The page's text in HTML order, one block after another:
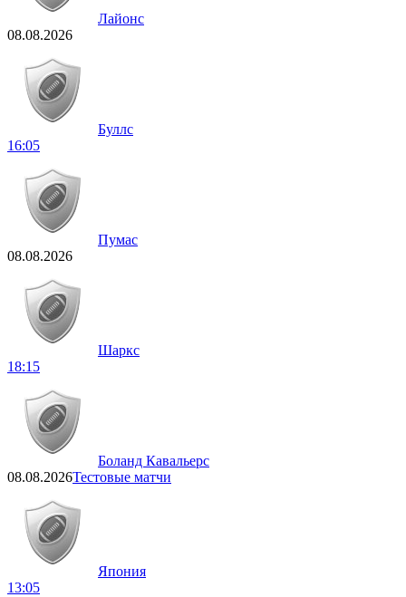
Лайонс
08.08.2026
Буллс
16:05
Пумас
08.08.2026
Шаркс
18:15
Боланд Кавальерс
08.08.2026Тестовые матчи
Япония
13:05